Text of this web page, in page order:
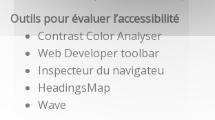
Outils pour évaluer l’accessibilité
Contrast Color Analyser
Web Developer toolbar
Inspecteur du navigateu
HeadingsMap
Wave